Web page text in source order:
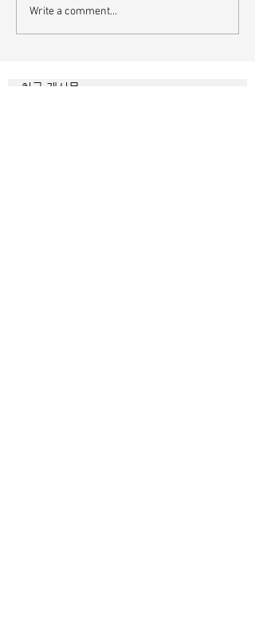
하나님에게 속한 사람의
내면
Write a comment...
최근 게시물